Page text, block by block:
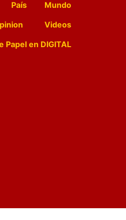
País
Mundo
Videos
Papel en DIGITAL